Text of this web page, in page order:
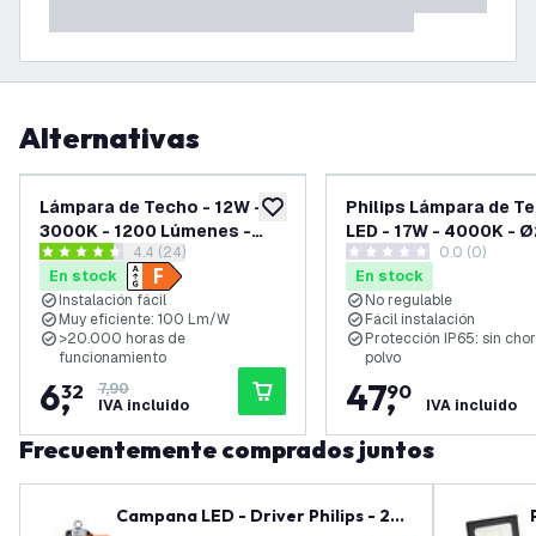
Alternativas
añadir a lista de deseos
Lámpara de Techo - 12W -
3000K - 1200 Lúmenes -
Ø21 CM abrir el panel de reseñas
4.4 estrellas de puntuación
4.4 (24)
En stock
Instalación fácil
Muy eficiente: 100 Lm/W
>20.000 horas de
funcionamiento
6,
32
7,90
IVA incluido
Philips Lámpara de
LED - 17W - 4000K -
0 estrellas de puntuación
0.0 (0)
En stock
No regulable
Fácil instalación
Protección IP65: sin
polvo
47,
90
IVA incluido
Frecuentemente comprados juntos
Campana LED - Driver Philips - 20